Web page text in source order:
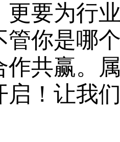
更要为行
管你是哪
作共赢。
启！让我